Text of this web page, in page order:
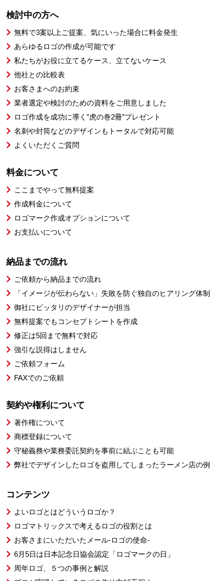
検討中の方へ
無料で3案以上ご提案、気にいった場合に料金発生
あらゆるロゴの作成が可能です
私たちがお役に立てるケース、立てないケース
他社との比較表
お客さまへのお約束
業者選定や検討のための資料をご用意しました
ロゴ作成を成功に導く”虎の巻2冊”プレゼント
名刺や封筒などのデザインもトータルで対応可能
よくいただくご質問
料金について
ここまでやって無料提案
作成料金について
ロゴマーク作成オプションについて
お支払いについて
納品までの流れ
ご依頼から納品までの流れ
「イメージが伝わらない」失敗を防ぐ独自のヒアリング体制
御社にピッタリのデザイナーが担当
無料提案でもコンセプトシートを作成
修正は5回まで無料で対応
強引な説得はしません
ご依頼フォーム
FAXでのご依頼
契約や権利について
著作権について
商標登録について
守秘義務や業務委託契約を事前に結ぶことも可能
弊社でデザインしたロゴを盗用してしまったラーメン店の例
コンテンツ
よいロゴとはどういうロゴか？
ロゴマトリックスで考えるロゴの役割とは
お客さまにいただいたメール-ロゴの使命-
6月5日は日本記念日協会認定「ロゴマークの日」
周年ロゴ、５つの事例と解説